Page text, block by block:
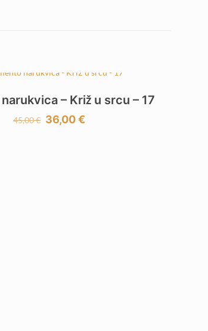
– Križ u srcu – 17
45,00€ Izvorna
36,00€